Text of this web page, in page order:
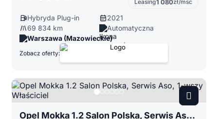
Leasing1 080zł/msc
Hybryda Plug-in
2021
69 834 km
Automatyczna
Warszawa (Mazowieckie)
Zobacz oferty:
Opel Mokka 1.2 Salon Polska, Serwis Aso, 1-wszy Właściciel